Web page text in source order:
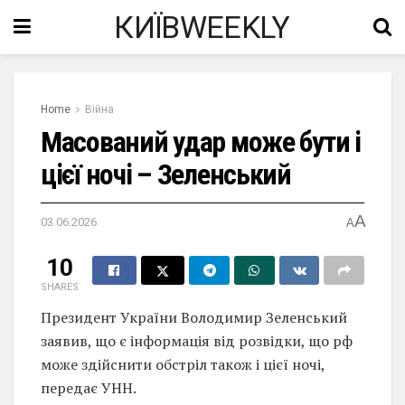
КИЇВWEEKLY
Home Війна
Масований удар може бути і
цієї ночі – Зеленський
03.06.2026 AA
10
SHARES
Президент України Володимир Зеленський
заявив, що є інформація від розвідки, що рф
може здійснити обстріл також і цієї ночі,
передає УНН.